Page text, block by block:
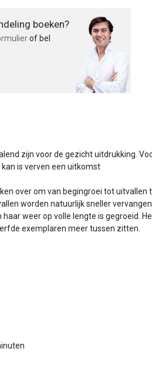
boeken?
of bel
zijn voor de gezicht uitdrukking.
is verven een uitkomst
over om van begingroei tot uitvallen
worden natuurlijk sneller
weer op volle lengte is gegroeid.
exemplaren meer tussen zitten.